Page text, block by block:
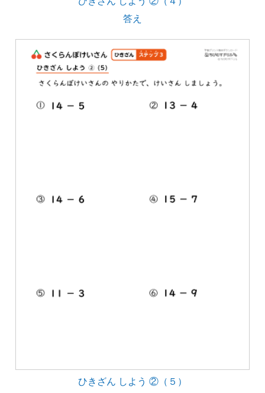
答え
ひきざん しよう ②（５）